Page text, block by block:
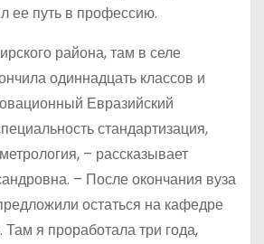
ее путь в профессию.
района, там в селе
одиннадцать классов и
Евразийский
стандартизация,
– рассказывает
– После окончания вуза
остаться на кафедре
я проработала три года,